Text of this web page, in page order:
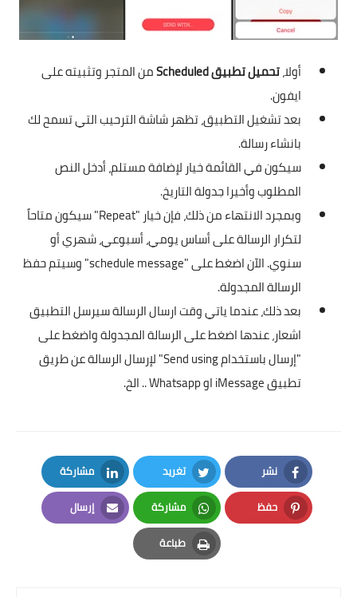
أولا،تحميل تطبيق Scheduled
من المتجر وتثبيته على
ايفون.
بعد تشغيل التطبيق، تظهر شاشة الترحيب التي تسمح لك
بانشاء رسالة.
سيكون في القائمة خيار لإضافة مستلم، أدخل النص
المطلوب وأخيرا جدولة التاريخ.
وبمجرد الانتهاء من ذلك، فإن خيار "Repeat" سيكون متاحاً
لتكرار الرسالة على أساس يومي، أسبوعي، شهري أو
سنوي. الآن اضغط على "schedule message" وسيتم حفظ
الرسالة المجدولة.
بعد ذلك، عندما ياتي وقت ارسال الرسالة سيرسل التطبيق
اشعار، عندها اضغط على الرسالة المجدولة واضغط على
"إرسال باستخدام Send using" لإرسال الرسالة عن طريق
تطبيق iMessage او Whatsapp .. الخ.
نشر
Facebook
تغريد
Twitter
مشاركة
LinkedIn
حفظ
Pinterest
مشاركة
Whatsapp
إرسال
Email
طباعة
Print